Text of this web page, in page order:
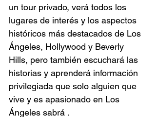
un tour privado, verá todos los
lugares de interés y los aspectos
históricos más destacados de Los
Ángeles, Hollywood y Beverly
Hills, pero también escuchará las
historias y aprenderá información
privilegiada que solo alguien que
vive y es apasionado en Los
Ángeles sabrá .